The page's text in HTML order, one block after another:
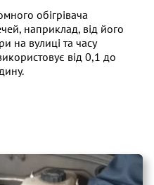
обігрівача
наприклад, від його
на вулиці та часу
від 0,1 до